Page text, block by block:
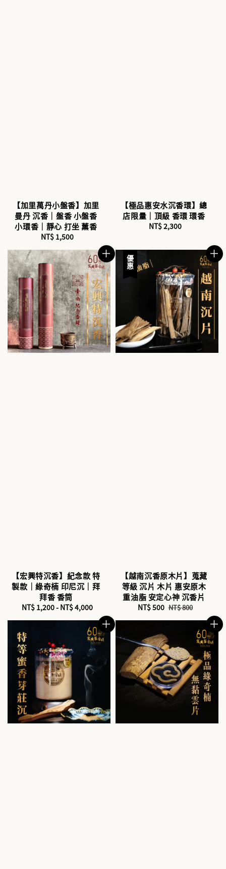
【加里萬丹小盤香】加里
曼丹 沉香｜盤香 小盤香
小環香｜靜心 打坐 薰香
Regular
NT$ 1,500
【極品惠安水沉香環】總
店限量｜頂級 香環 環香
Regular
NT$ 2,300
【宏興特沉香】紀念款 特
製款｜綠奇楠 印尼沉｜拜
拜香 香筒
Regular
NT$ 1,200- NT$ 4,000
優惠
【越南沉香原木片】蒐藏
等級 沉片 木片 惠安原木
重油脂 安定心神 沉香片
Sale
NT$ 500 Regular
NT$ 800